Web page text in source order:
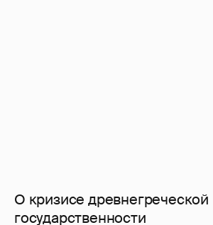
О кризисе древнегреческой
государственности